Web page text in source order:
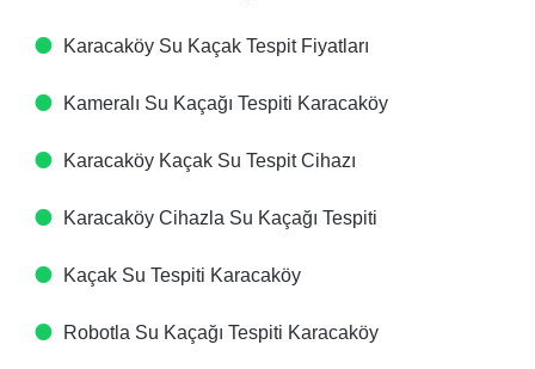
Karacaköy Su Kaçak Tespit Fiyatları​
Kameralı Su Kaçağı Tespiti​ Karacaköy
Karacaköy Kaçak Su Tespit Cihazı​
Karacaköy Cihazla Su Kaçağı Tespiti​
Kaçak Su Tespiti​ Karacaköy
Robotla Su Kaçağı Tespiti​ Karacaköy